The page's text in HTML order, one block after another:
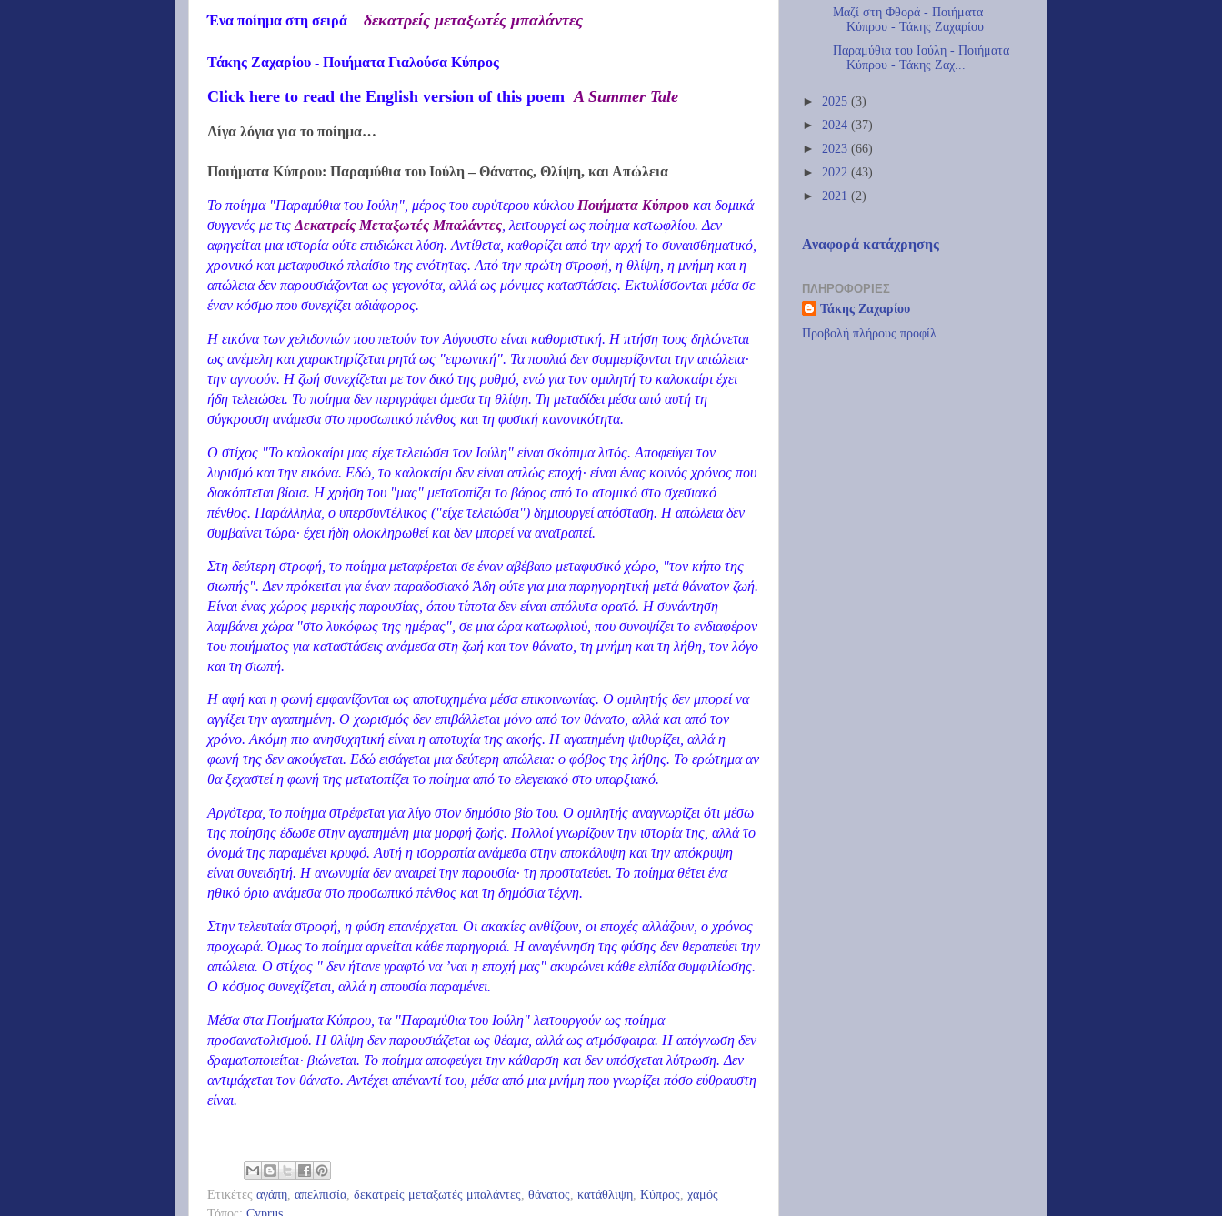
Ένα ποίημα στη σειρά δεκατρείς μεταξωτές μπαλάντες
Τάκης Ζαχαρίου - Ποιήματα Γιαλούσα Κύπρος
Click here to read the English version of this poemA Summer Tale
Λίγα λόγια για το ποίημα…
Ποιήματα Κύπρου: Παραμύθια του Ιούλη – Θάνατος, Θλίψη, και Απώλεια
Το ποίημα "Παραμύθια του Ιούλη", μέρος του ευρύτερου κύκλου Ποιήματα Κύπρου και δομικά
συγγενές με τις Δεκατρείς Μεταξωτές Μπαλάντες , λειτουργεί ως ποίημα κατωφλίου. Δεν
αφηγείται μια ιστορία ούτε επιδιώκει λύση. Αντίθετα, καθορίζει από την αρχή το συναισθηματικό,
χρονικό και μεταφυσικό πλαίσιο της ενότητας. Από την πρώτη στροφή, η θλίψη, η μνήμη και η
απώλεια δεν παρουσιάζονται ως γεγονότα, αλλά ως μόνιμες καταστάσεις. Εκτυλίσσονται μέσα σε
έναν κόσμο που συνεχίζει αδιάφορος.
Η εικόνα των χελιδονιών που πετούν τον Αύγουστο είναι καθοριστική. Η πτήση τους δηλώνεται
ως ανέμελη και χαρακτηρίζεται ρητά ως "ειρωνική". Τα πουλιά δεν συμμερίζονται την απώλεια·
την αγνοούν. Η ζωή συνεχίζεται με τον δικό της ρυθμό, ενώ για τον ομιλητή το καλοκαίρι έχει
ήδη τελειώσει. Το ποίημα δεν περιγράφει άμεσα τη θλίψη. Τη μεταδίδει μέσα από αυτή τη
σύγκρουση ανάμεσα στο προσωπικό πένθος και τη φυσική κανονικότητα.
Ο στίχος "Το καλοκαίρι μας είχε τελειώσει τον Ιούλη" είναι σκόπιμα λιτός. Αποφεύγει τον
λυρισμό και την εικόνα. Εδώ, το καλοκαίρι δεν είναι απλώς εποχή· είναι ένας κοινός χρόνος που
διακόπτεται βίαια. Η χρήση του "μας" μετατοπίζει το βάρος από το ατομικό στο σχεσιακό
πένθος. Παράλληλα, ο υπερσυντέλικος ("είχε τελειώσει") δημιουργεί απόσταση. Η απώλεια δεν
συμβαίνει τώρα· έχει ήδη ολοκληρωθεί και δεν μπορεί να ανατραπεί.
Στη δεύτερη στροφή, το ποίημα μεταφέρεται σε έναν αβέβαιο μεταφυσικό χώρο, "τον κήπο της
σιωπής". Δεν πρόκειται για έναν παραδοσιακό Άδη ούτε για μια παρηγορητική μετά θάνατον ζωή.
Είναι ένας χώρος μερικής παρουσίας, όπου τίποτα δεν είναι απόλυτα ορατό. Η συνάντηση
λαμβάνει χώρα "στο λυκόφως της ημέρας", σε μια ώρα κατωφλιού, που συνοψίζει το ενδιαφέρον
του ποιήματος για καταστάσεις ανάμεσα στη ζωή και τον θάνατο, τη μνήμη και τη λήθη, τον λόγο
και τη σιωπή.
Η αφή και η φωνή εμφανίζονται ως αποτυχημένα μέσα επικοινωνίας. Ο ομιλητής δεν μπορεί να
αγγίξει την αγαπημένη. Ο χωρισμός δεν επιβάλλεται μόνο από τον θάνατο, αλλά και από τον
χρόνο. Ακόμη πιο ανησυχητική είναι η αποτυχία της ακοής. Η αγαπημένη ψιθυρίζει, αλλά η
φωνή της δεν ακούγεται. Εδώ εισάγεται μια δεύτερη απώλεια: ο φόβος της λήθης. Το ερώτημα αν
θα ξεχαστεί η φωνή της μετατοπίζει το ποίημα από το ελεγειακό στο υπαρξιακό.
Αργότερα, το ποίημα στρέφεται για λίγο στον δημόσιο βίο του. Ο ομιλητής αναγνωρίζει ότι μέσω
της ποίησης έδωσε στην αγαπημένη μια μορφή ζωής. Πολλοί γνωρίζουν την ιστορία της, αλλά το
όνομά της παραμένει κρυφό. Αυτή η ισορροπία ανάμεσα στην αποκάλυψη και την απόκρυψη
είναι συνειδητή. Η ανωνυμία δεν αναιρεί την παρουσία· τη προστατεύει. Το ποίημα θέτει ένα
ηθικό όριο ανάμεσα στο προσωπικό πένθος και τη δημόσια τέχνη.
Στην τελευταία στροφή, η φύση επανέρχεται. Οι ακακίες ανθίζουν, οι εποχές αλλάζουν, ο χρόνος
προχωρά. Όμως το ποίημα αρνείται κάθε παρηγοριά. Η αναγέννηση της φύσης δεν θεραπεύει την
απώλεια. Ο στίχος " δεν ήτανε γραφτό να ’ναι η εποχή μας" ακυρώνει κάθε ελπίδα συμφιλίωσης.
Ο κόσμος συνεχίζεται, αλλά η απουσία παραμένει.
Μέσα στα Ποιήματα Κύπρου, τα "Παραμύθια του Ιούλη" λειτουργούν ως ποίημα
προσανατολισμού. Η θλίψη δεν παρουσιάζεται ως θέαμα, αλλά ως ατμόσφαιρα. Η απόγνωση δεν
δραματοποιείται· βιώνεται. Το ποίημα αποφεύγει την κάθαρση και δεν υπόσχεται λύτρωση. Δεν
αντιμάχεται τον θάνατο. Αντέχει απέναντί του, μέσα από μια μνήμη που γνωρίζει πόσο εύθραυστη
είναι.
Ετικέτες αγάπη, απελπισία, δεκατρείς μεταξωτές μπαλάντες, θάνατος, κατάθλιψη, Κύπρος, χαμός
Μαζί στη Φθορά - Ποιήματα
Κύπρου - Τάκης Ζαχαρίου
Παραμύθια του Ιούλη - Ποιήματα
Κύπρου - Τάκης Ζαχ...
► 2025 (3)
► 2024 (37)
► 2023 (66)
► 2022 (43)
► 2021 (2)
Αναφορά κατάχρησης
ΠΛΗΡΟΦΟΡΊΕΣ
Τάκης Ζαχαρίου
Προβολή πλήρους προφίλ